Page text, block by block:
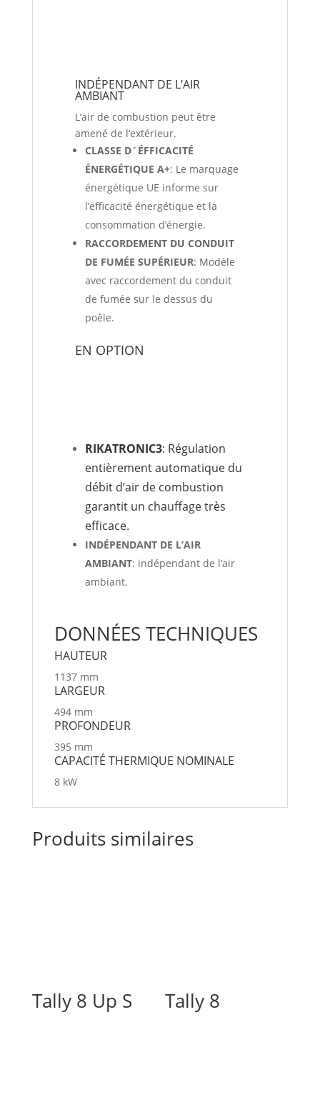
INDÉPENDANT DE L’AIR
AMBIANT
L’air de combustion peut être
amené de l’extérieur.
CLASSE D´ÉFFICACITÉ
ÉNERGÉTIQUE A+: Le marquage
énergétique UE informe sur
l’efficacité énergétique et la
consommation d’énergie.
RACCORDEMENT DU CONDUIT
DE FUMÉE SUPÉRIEUR: Modèle
avec raccordement du conduit
de fumée sur le dessus du
poêle.
EN OPTION
RIKATRONIC3: Régulation
entièrement automatique du
débit d’air de combustion
garantit un chauffage très
efficace.
INDÉPENDANT DE L’AIR
AMBIANT: indépendant de l’air
ambiant.
DONNÉES TECHNIQUES
HAU­TEUR
1137 mm
LARGEUR
494 mm
PRO­FONDEUR
395 mm
CAPAC­ITÉ THER­MIQUE NOM­I­NALE
8 kW
Produits similaires
Tally 8 Up S Tally 8